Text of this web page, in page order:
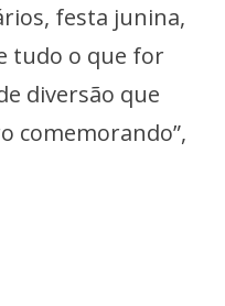
festa junina,
tudo o que for
diversão que
comemorando”,